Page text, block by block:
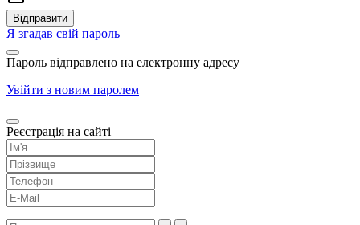
Я згадав свій пароль
Пароль відправлено на електронну адресу
Увійти з новим паролем
Реєстрація на сайті